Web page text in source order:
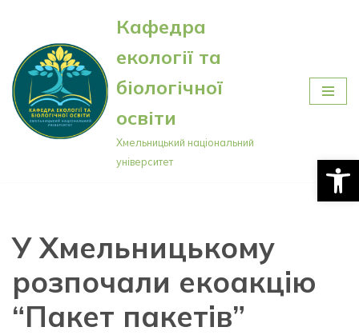
Перейти
до
вмісту
Кафедра
екології та
біологічної
освіти
Хмельницький національний
університет
У Хмельницькому
розпочали екоакцію
“Пакет пакетів”